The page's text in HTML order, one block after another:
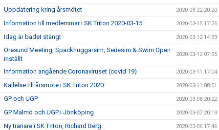
Uppdatering kring årsmötet 2020-03-22 20:20
Information till medlemmar i SK Triton 2020-03-15 2020-03-15 17:25
Idag är badet stängt 2020-03-12 14:33
Öresund Meeting, Späckhuggarsim, Seriesim & Swim Open
inställt
2020-03-12 07:55
Information angående Coronaviruset (covid 19) 2020-03-11 17:04
Kallelse till årsmöte i SK Triton 2020 2020-03-11 08:51
GP och UGP 2020-03-08 20:22
GP Malmö och UGP i Jönköping 2020-03-07 20:19
Ny tränare i SK Triton, Richard Berg. 2020-03-06 17:46